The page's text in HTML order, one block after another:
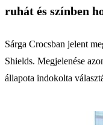
ruhát és színben
Sárga Crocsban jelent
Shields. Megjelenése
állapota indokolta